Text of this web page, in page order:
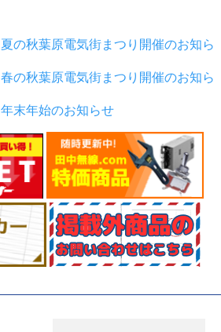
夏の秋葉原電気街まつり開催のお知ら
春の秋葉原電気街まつり開催のお知ら
年末年始のお知らせ